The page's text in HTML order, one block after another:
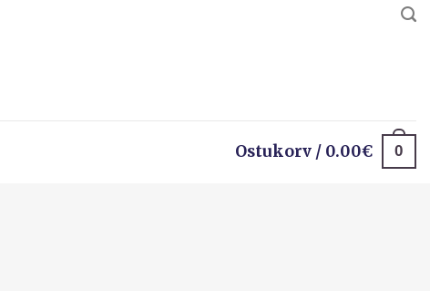
Ostukorv / 0.00€ 0